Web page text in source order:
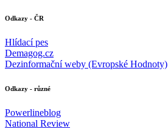
Odkazy - ČR
Hlídací pes
Demagog.cz
Dezinformační weby (Evropské Hodnoty)
Odkazy - různé
Powerlineblog
National Review